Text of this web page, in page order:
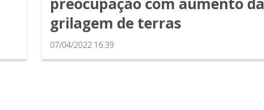
grilagem de terras
07/04/2022 16:39